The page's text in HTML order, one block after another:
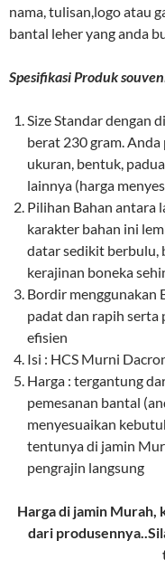
nama, tulisan,logo atau
bantal leher yang anda
Spesifikasi Produk
Size Standar dengan
berat 230 gram. Anda
ukuran, bentuk,
lainnya (harga
Pilihan Bahan antara
karakter bahan ini
datar sedikit berbulu,
kerajinan boneka
Bordir menggunakan
padat dan rapih serta
efisien
Isi : HCS Murni
Harga : tergantung
pemesanan bantal
menyesuaikan
tentunya di jamin
pengrajin langsung
Harga di jamin Murah,
dari